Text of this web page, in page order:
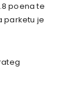
poena te
parketu je